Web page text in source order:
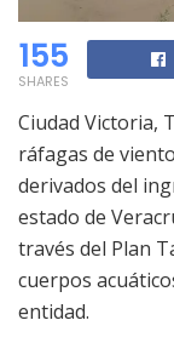
155
SHARES
Ciudad Victoria,
ráfagas de
derivados del
estado de
través del Plan
cuerpos
entidad.